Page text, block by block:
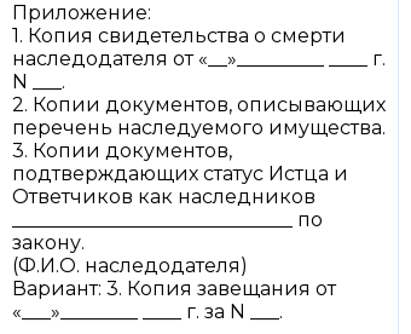
Приложение:
1. Копия свидетельства о смерти
наследодателя от «__»_________ ____ г.
N ___.
2. Копии документов, описывающих
перечень наследуемого имущества.
3. Копии документов,
подтверждающих статус Истца и
Ответчиков как наследников
_____________________________ по
закону.
(Ф.И.О. наследодателя)
Вариант: 3. Копия завещания от
«___»________ ____ г. за N ___.